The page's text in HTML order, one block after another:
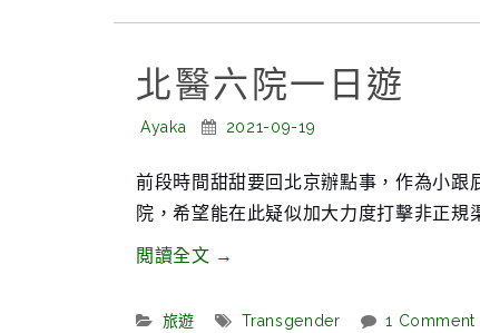
譚”
北醫六院一日遊
Posted
Ayaka
Posted
2021-09-19
前段時間甜甜要回北京辦點事，作為小
院，希望能在此疑似加大力度打擊非正規
閲讀全文“北
六
→
Categories:
旅遊 Tags:
Transgender 1 Comment